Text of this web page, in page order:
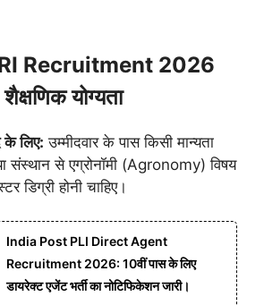
Recruitment 2026
शैक्षणिक योग्यता
लिए: उम्मीदवार के पास किसी मान्यता
या संस्थान से एग्रोनॉमी (Agronomy) विषय
डिग्री होनी चाहिए।
India Post PLI Direct Agent
Recruitment 2026: 10वीं पास के लिए
डायरेक्ट एजेंट भर्ती का नोटिफिकेशन जारी।